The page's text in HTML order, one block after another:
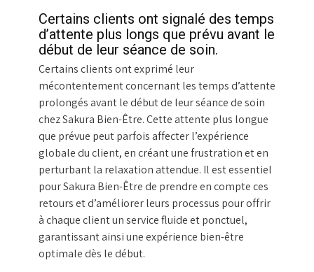
Certains clients ont signalé des temps
d’attente plus longs que prévu avant le
début de leur séance de soin.
Certains clients ont exprimé leur
mécontentement concernant les temps d’attente
prolongés avant le début de leur séance de soin
chez Sakura Bien-Être. Cette attente plus longue
que prévue peut parfois affecter l’expérience
globale du client, en créant une frustration et en
perturbant la relaxation attendue. Il est essentiel
pour Sakura Bien-Être de prendre en compte ces
retours et d’améliorer leurs processus pour offrir
à chaque client un service fluide et ponctuel,
garantissant ainsi une expérience bien-être
optimale dès le début.